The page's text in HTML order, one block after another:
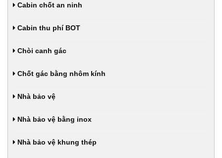
Cabin chốt an ninh
Cabin thu phí BOT
Chòi canh gác
Chốt gác bằng nhôm kính
Nhà bảo vệ
Nhà bảo vệ bằng inox
Nhà bảo vệ khung thép